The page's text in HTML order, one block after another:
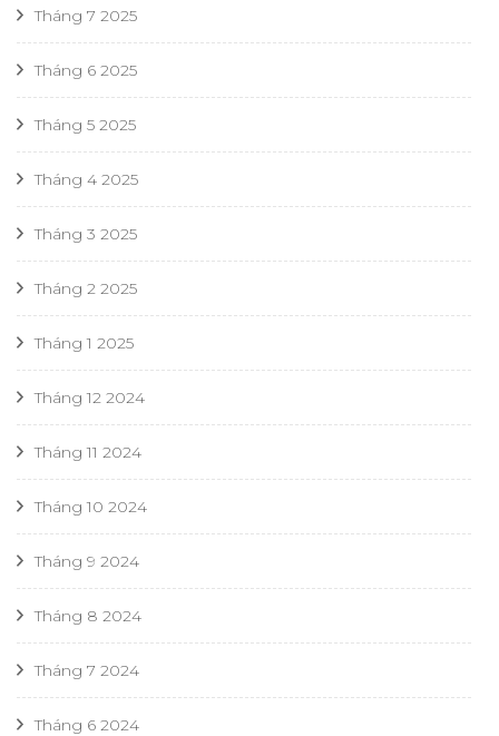
Tháng 7 2025
Tháng 6 2025
Tháng 5 2025
Tháng 4 2025
Tháng 3 2025
Tháng 2 2025
Tháng 1 2025
Tháng 12 2024
Tháng 11 2024
Tháng 10 2024
Tháng 9 2024
Tháng 8 2024
Tháng 7 2024
Tháng 6 2024